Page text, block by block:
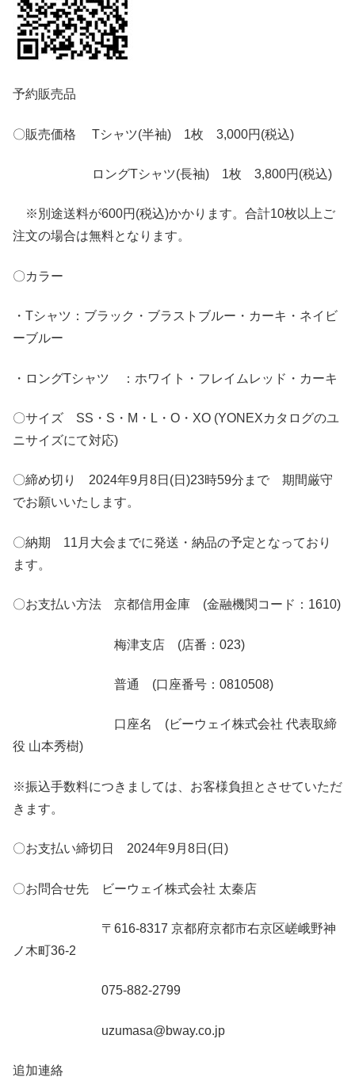
予約販売品
〇販売価格 Tシャツ(半袖) 1枚 3,000円(税込)
ロングTシャツ(長袖) 1枚 3,800円(税込)
※別途送料が600円(税込)かかります。合計10枚以上ご
注文の場合は無料となります。
〇カラー
・Tシャツ：ブラック・ブラストブルー・カーキ・ネイビ
ーブルー
・ロングTシャツ ：ホワイト・フレイムレッド・カーキ
〇サイズ SS・S・M・L・O・XO (YONEXカタログのユ
ニサイズにて対応)
〇締め切り 2024年9月8日(日)23時59分まで 期間厳守
でお願いいたします。
〇納期 11月大会までに発送・納品の予定となっており
ます。
〇お支払い方法 京都信用金庫 (金融機関コード：1610)
梅津支店 (店番：023)
普通 (口座番号：0810508)
口座名 (ビーウェイ株式会社 代表取締
役 山本秀樹)
※振込手数料につきましては、お客様負担とさせていただ
きます。
〇お支払い締切日 2024年9月8日(日)
〇お問合せ先 ビーウェイ株式会社 太秦店
〒616-8317 京都府京都市右京区嵯峨野神
ノ木町36-2
075-882-2799
uzumasa@bway.co.jp
追加連絡